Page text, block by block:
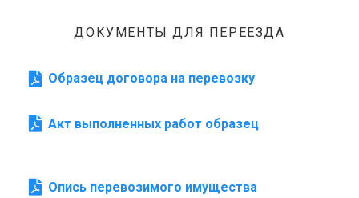
ДОКУМЕНТЫ ДЛЯ ПЕРЕЕЗДА
Образец договора на перевозку
Акт выполненных работ образец
Опись перевозимого имущества